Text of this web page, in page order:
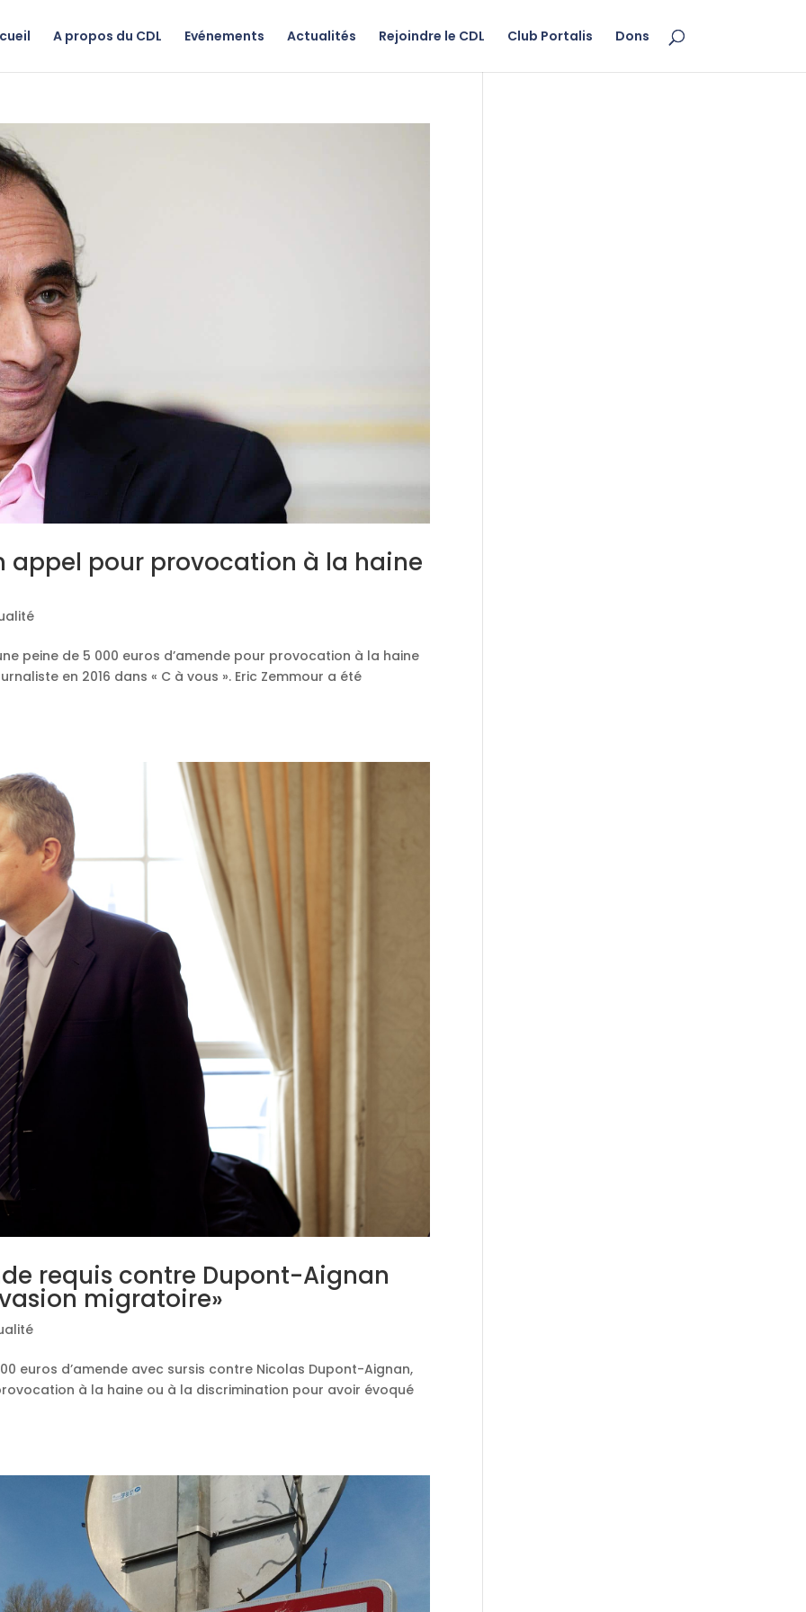
A propos du CDL Evénements Actualités Rejoindre le CDL Club Portalis Dons
appel pour provocation à la haine
peine de 5 000 euros d’amende pour provocation à la haine
en 2016 dans « C à vous ». Eric Zemmour a été
requis contre Dupont-Aignan
migratoire»
euros d’amende avec sursis contre Nicolas Dupont-Aignan,
à la haine ou à la discrimination pour avoir évoqué